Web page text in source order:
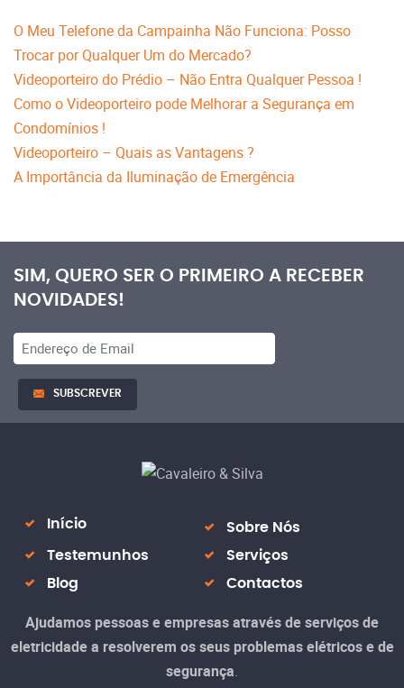
O Meu Telefone da Campainha Não Funciona: Posso
Trocar por Qualquer Um do Mercado?
Videoporteiro do Prédio – Não Entra Qualquer Pessoa !
Como o Videoporteiro pode Melhorar a Segurança em
Condomínios !
Videoporteiro – Quais as Vantagens ?
A Importância da Iluminação de Emergência
SIM, QUERO SER O PRIMEIRO A RECEBER
NOVIDADES!
SUBSCREVER
Início
Sobre Nós
Testemunhos
Serviços
Blog
Contactos
Ajudamos pessoas e empresasatravés de serviços de
eletricidade a resolverem os seus problemas elétricos e de
segurança.